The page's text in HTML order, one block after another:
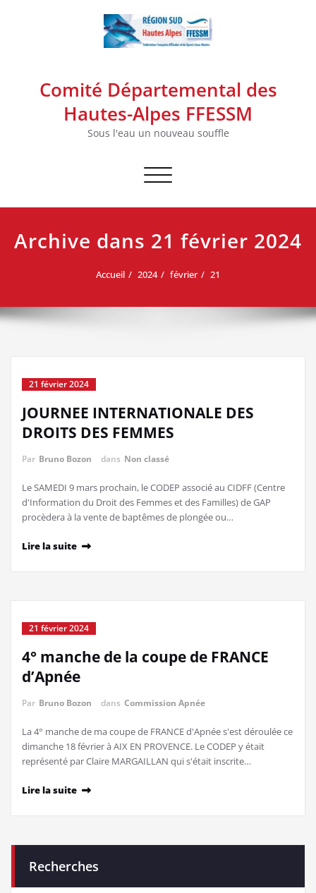
Comité Départemental des
Hautes-Alpes FFESSM
Sous l'eau un nouveau souffle
Afficher/masquer la navigation
Archive dans 21 février 2024
Accueil 2024 février 21
21 février 2024
JOURNEE INTERNATIONALE DES
DROITS DES FEMMES
Par Bruno Bozon dans Non classé
Le SAMEDI 9 mars prochain, le CODEP associé au CIDFF (Centre
d'Information du Droit des Femmes et des Familles) de GAP
procèdera à la vente de baptêmes de plongée ou…
Lire la suite
21 février 2024
4° manche de la coupe de FRANCE
d’Apnée
Par Bruno Bozon dans Commission Apnée
La 4° manche de ma coupe de FRANCE d'Apnée s'est déroulée ce
dimanche 18 février à AIX EN PROVENCE. Le CODEP y était
représenté par Claire MARGAILLAN qui s'était inscrite…
Lire la suite
Recherches